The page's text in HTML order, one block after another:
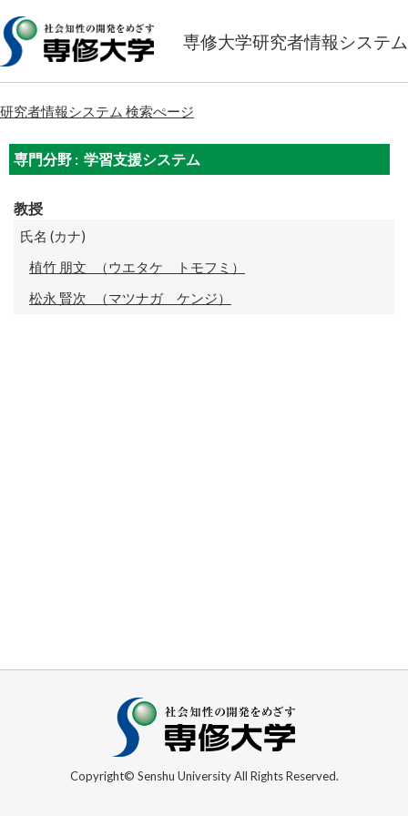
専修大学研究者情報システム
研究者情報システム 検索ぺージ
専門分野 : 学習支援システム
教授
氏名 (カナ)
植竹 朋文
（ウエタケ トモフミ）
松永 賢次
（マツナガ ケンジ）
Copyright© Senshu University All Rights Reserved.